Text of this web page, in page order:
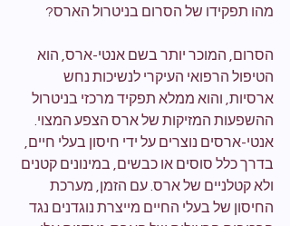
מהו תפקידו של הסרום בניטרול הארס?
הסרום, המוכר יותר בשם אנטי-ארס, הוא
הטיפול הרפואי העיקרי לנשיכות נחש
ארסיות, והוא ממלא תפקיד מרכזי בניטרול
ההשפעות המזיקות של ארס הצפע המצוי.
אנטי-ארסים נוצרים על ידי חיסון בעלי חיים,
בדרך כלל סוסים או כבשים, במינונים קטנים
ולא קטלניים של ארס. עם הזמן, מערכת
החיסון של בעלי החיים מייצרת נוגדנים נגד